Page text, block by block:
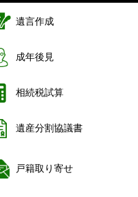
遺言作成
成年後見
相続税試算
遺産分割協議書
戸籍取り寄せ